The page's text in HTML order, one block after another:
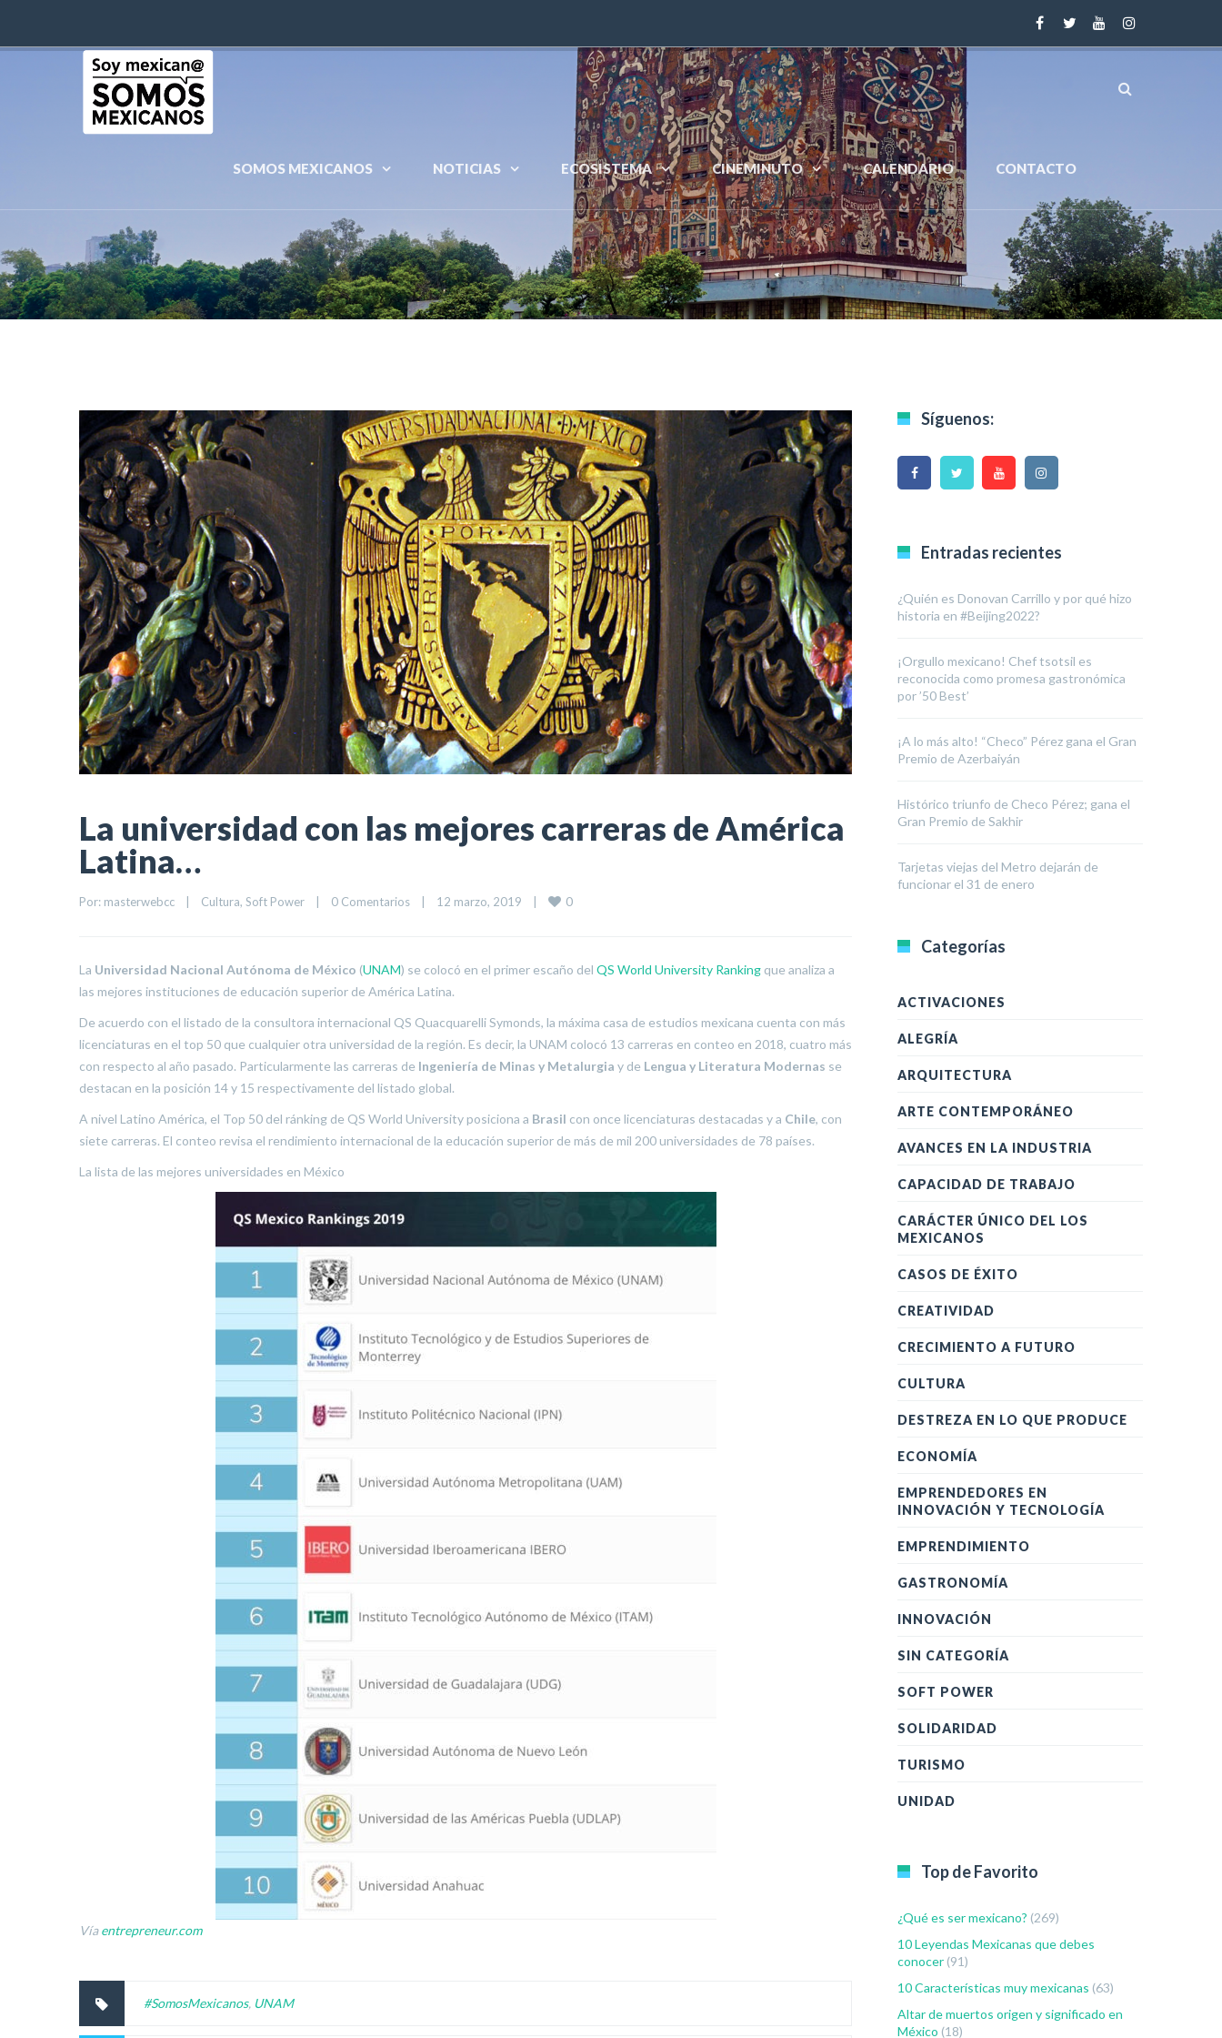
SOMOS MEXICANOS NOTICIAS ECOSISTEMA CINEMINUTO CALENDARIO CONTACTO
La universidad con las mejores carreras de América
Latina…
Por: masterwebcc Cultura, Soft Power 0 Comentarios 12 marzo, 2019 0
La Universidad Nacional Autónoma de México (UNAM) se colocó en el primer escaño del QS World University Ranking que analiza a
las mejores instituciones de educación superior de América Latina.
De acuerdo con el listado de la consultora internacional QS Quacquarelli Symonds, la máxima casa de estudios mexicana cuenta con más
licenciaturas en el top 50 que cualquier otra universidad de la región. Es decir, la UNAM colocó 13 carreras en conteo en 2018, cuatro más
con respecto al año pasado. Particularmente las carreras de Ingeniería de Minas y Metalurgia y de Lengua y Literatura Modernas se
destacan en la posición 14 y 15 respectivamente del listado global.
A nivel Latino América, el Top 50 del ránking de QS World University posiciona a Brasil con once licenciaturas destacadas y a Chile, con
siete carreras. El conteo revisa el rendimiento internacional de la educación superior de más de mil 200 universidades de 78 países.
La lista de las mejores universidades en México
Víaentrepreneur.com
#SomosMexicanos, UNAM
Síguenos:
Entradas recientes
¿Quién es Donovan Carrillo y por qué hizo
historia en #Beijing2022?
¡Orgullo mexicano! Chef tsotsil es
reconocida como promesa gastronómica
por ’50 Best’
¡A lo más alto! “Checo” Pérez gana el Gran
Premio de Azerbaiyán
Histórico triunfo de Checo Pérez; gana el
Gran Premio de Sakhir
Tarjetas viejas del Metro dejarán de
funcionar el 31 de enero
Categorías
ACTIVACIONES
ALEGRÍA
ARQUITECTURA
ARTE CONTEMPORÁNEO
AVANCES EN LA INDUSTRIA
CAPACIDAD DE TRABAJO
CARÁCTER ÚNICO DEL LOS
MEXICANOS
CASOS DE ÉXITO
CREATIVIDAD
CRECIMIENTO A FUTURO
CULTURA
DESTREZA EN LO QUE PRODUCE
ECONOMÍA
EMPRENDEDORES EN
INNOVACIÓN Y TECNOLOGÍA
EMPRENDIMIENTO
GASTRONOMÍA
INNOVACIÓN
SIN CATEGORÍA
SOFT POWER
SOLIDARIDAD
TURISMO
UNIDAD
Top de Favorito
¿Qué es ser mexicano? (269)
10 Leyendas Mexicanas que debes
conocer (91)
10 Características muy mexicanas (63)
Altar de muertos origen y significado en
México (18)